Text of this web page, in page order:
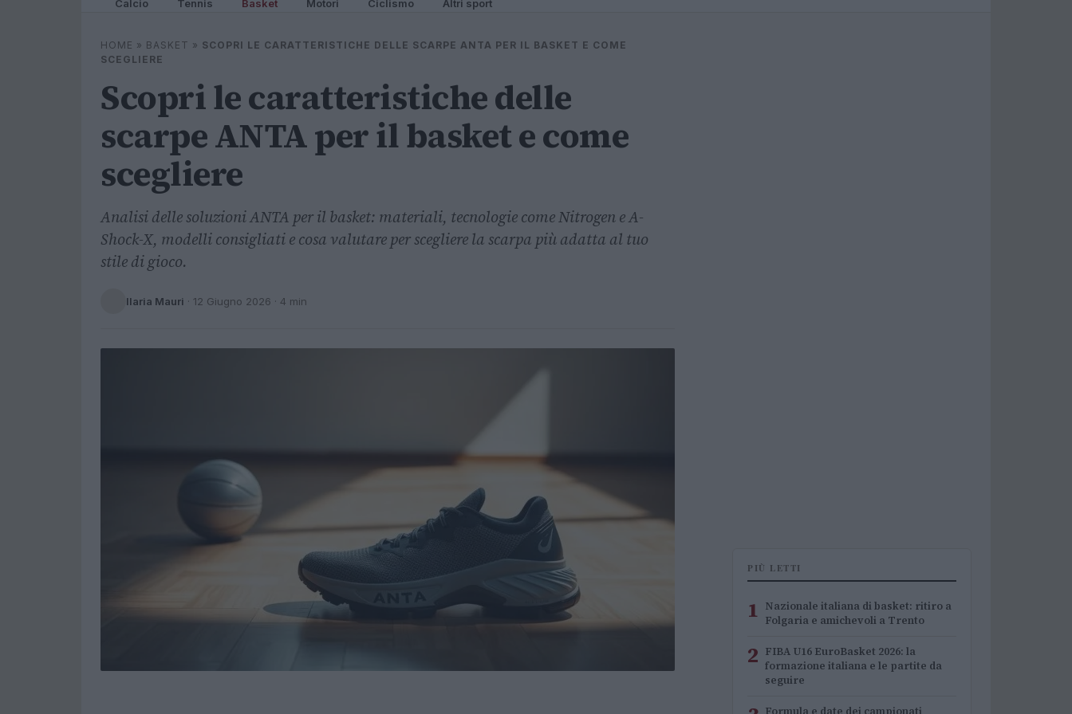
Calcio Tennis Basket Motori Ciclismo Altri sport
HOME » BASKET » SCOPRI LE CARATTERISTICHE DELLE SCARPE ANTA PER IL BASKET E COME
SCEGLIERE
Scopri le caratteristiche delle
scarpe ANTA per il basket e come
scegliere
Analisi delle soluzioni ANTA per il basket: materiali, tecnologie come Nitrogen e A-
Shock-X, modelli consigliati e cosa valutare per scegliere la scarpa più adatta al tuo
stile di gioco.
Ilaria Mauri · 12 Giugno 2026 · 4 min
PIÙ LETTI
1 Nazionale italiana di basket: ritiro a
Folgaria e amichevoli a Trento
2 FIBA U16 EuroBasket 2026: la
formazione italiana e le partite da
seguire
Formula e date dei campionati